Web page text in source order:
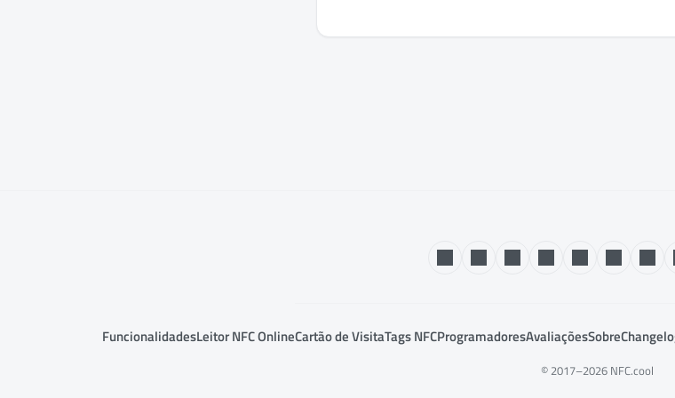
© 2017–2026 NFC.cool
FuncionalidadesLeitor NFC OnlineCartão de VisitaTags NFCProgramadoresAvaliaçõesSobre